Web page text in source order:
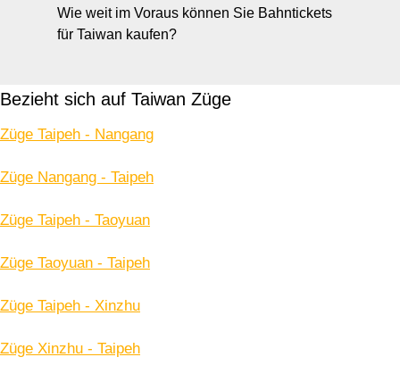
Wie weit im Voraus können Sie Bahntickets
für Taiwan kaufen?
Bezieht sich auf Taiwan Züge
Züge Taipeh - Nangang
Züge Nangang - Taipeh
Züge Taipeh - Taoyuan
Züge Taoyuan - Taipeh
Züge Taipeh - Xinzhu
Züge Xinzhu - Taipeh